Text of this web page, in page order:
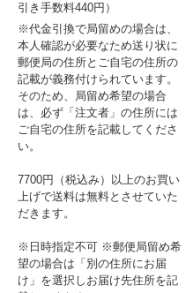
引き手数料440円）
※代金引換で局留めの場合は、
本人確認が必要なため送り状に
郵便局の住所とご自宅の住所の
記載が義務付けられています。
そのため、局留め希望の場合
は、必ず「注文者」の住所には
ご自宅の住所を記載してくださ
い。
7700円（税込み）以上のお買い
上げで送料は無料とさせていた
だきます。
※日時指定不可 ※郵便局留め希
望の場合は「別の住所にお届
け」を選択しお届け先住所を記